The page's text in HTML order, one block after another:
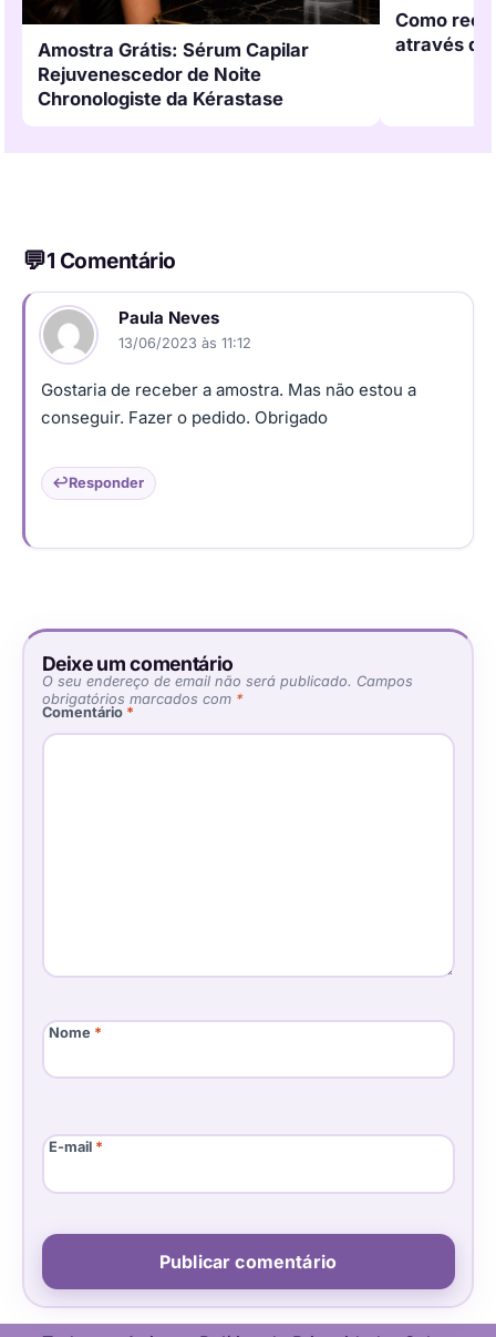
Amostra Grátis: Sérum Capilar
Rejuvenescedor de Noite
Chronologiste da Kérastase
Como
através do
1 Comentário
Paula Neves
13/06/2023 às 11:12
Gostaria de receber a amostra. Mas não estou a
conseguir. Fazer o pedido. Obrigado
Responder
Deixe um comentário
O seu endereço de email não será publicado. Campos
obrigatórios marcados com *
Comentário *
Nome *
E-mail *